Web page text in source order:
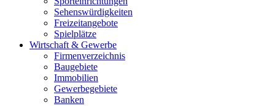
Sehenswürdigkeiten
Freizeitangebote
Spielplätze
Wirtschaft & Gewerbe
Firmenverzeichnis
Baugebiete
Immobilien
Gewerbegebiete
Banken